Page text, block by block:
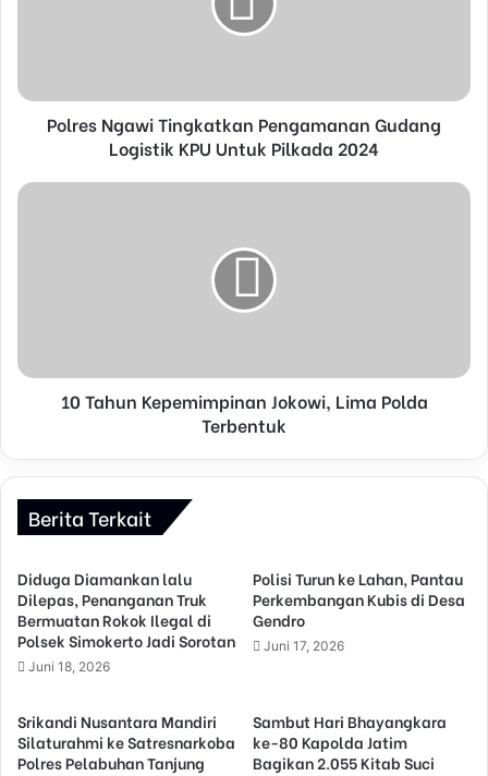
d
s
Polres Ngawi Tingkatkan Pengamanan Gudang
Logistik KPU Untuk Pilkada 2024
10 Tahun Kepemimpinan Jokowi, Lima Polda
Terbentuk
Berita Terkait
Diduga Diamankan lalu
Dilepas, Penanganan Truk
Bermuatan Rokok Ilegal di
Polsek Simokerto Jadi Sorotan
Juni 18, 2026
Polisi Turun ke Lahan, Pantau
Perkembangan Kubis di Desa
Gendro
Juni 17, 2026
Srikandi Nusantara Mandiri
Silaturahmi ke Satresnarkoba
Polres Pelabuhan Tanjung
Sambut Hari Bhayangkara
ke-80 Kapolda Jatim
Bagikan 2.055 Kitab Suci